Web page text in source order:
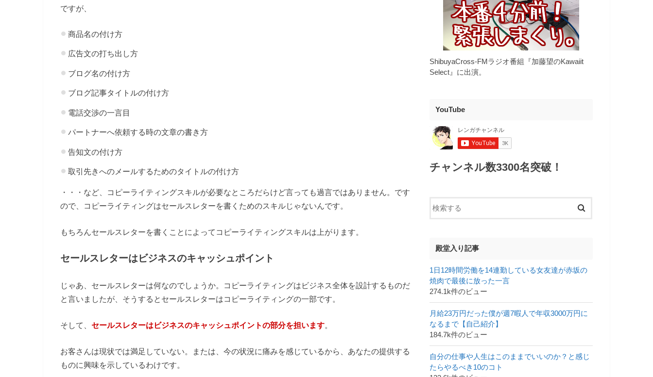
ですが、
商品名の付け方
広告文の打ち出し方
ブログ名の付け方
ブログ記事タイトルの付け方
電話交渉の一言目
パートナーへ依頼する時の文章の書き方
告知文の付け方
取引先きへのメールするためのタイトルの付け方
・・・など、コピーライティングスキルが必要なところだらけど言っても過言ではありません。です
ので、コピーライティングはセールスレターを書くためのスキルじゃないんです。
もちろんセールスレターを書くことによってコピーライティングスキルは上がります。
セールスレターはビジネスのキャッシュポイント
じゃあ、セールスレターは何なのでしょうか。コピーライティングはビジネス全体を設計するものだ
と言いましたが、そうするとセールスレターはコピーライティングの一部です。
そして、 セールスレターはビジネスのキャッシュポイントの部分を担います。
お客さんは現状では満足していない。または、今の状況に痛みを感じているから、あなたの提供する
ものに興味を示しているわけです。
ShibuyaCross-FMラジオ番組『加藤望のKawaiit
Select』に出演。
YouTube
チャンネル数3300名突破！
殿堂入り記事
1日12時間労働を14連勤している女友達が赤坂の
焼肉で最後に放った一言
274.1k件のビュー
月給23万円だった僕が週7暇人で年収3000万円に
なるまで【自己紹介】
184.7k件のビュー
自分の仕事や人生はこのままでいいのか？と感じ
たらやるべき10のコト